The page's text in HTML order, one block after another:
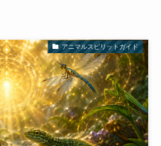
アニマルスピリットガイド